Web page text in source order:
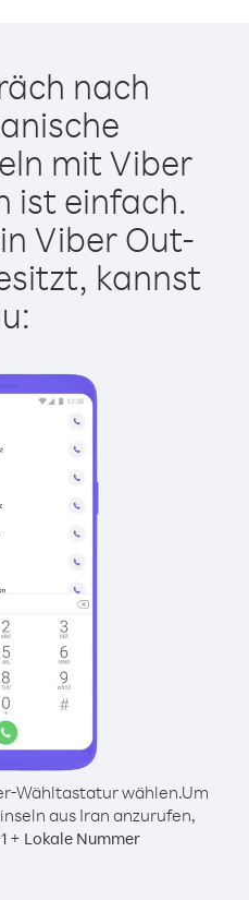
nach
mit Viber
ist einfach.
Viber Out-
kannst
Wähltastatur wählen.Um
aus Iran anzurufen,
1 + Lokale Nummer